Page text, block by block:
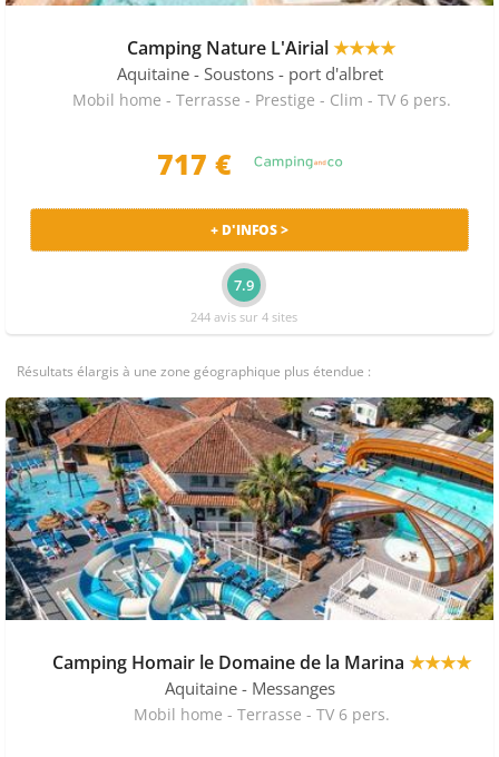
Camping Nature L'Airial★★★★
Aquitaine - Soustons - port d'albret
Mobil home - Terrasse - Prestige - Clim - TV 6 pers.
717 €
+ D'INFOS >
7.9
244 avis sur 4 sites
Résultats élargis à une zone géographique plus étendue :
Camping Homair le Domaine de la Marina ★★★★
Aquitaine - Messanges
Mobil home - Terrasse - TV 6 pers.